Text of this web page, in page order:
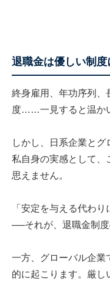
退職金は優しい制
終身雇用、年功序列、
度……一見すると温か
しかし、日系企業と
私自身の実感として、
思えません。
「安定を与える代わ
──それが、退職金制度
一方、グローバル企業
的に起こります。厳し